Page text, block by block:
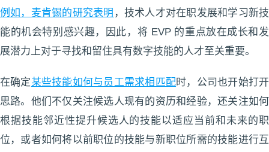
例如，麦肯锡的研究表明 ，技术人才对在职发展和学习新技
能的机会特别感兴趣，因此，将 EVP 的重点放在成长和发
展潜力上对于寻找和留住具有数字技能的人才至关重要。
在确定某些技能如何与员工需求相匹配时，公司也开始打开
思路。他们不仅关注候选人现有的资历和经验，还关注如何
根据技能邻近性提升候选人的技能以适应当前和未来的职
位，或者如何将以前职位的技能与新职位所需的技能进行互